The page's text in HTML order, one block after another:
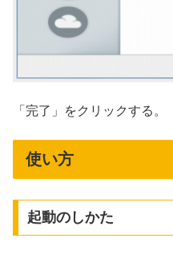
「完了」をクリックする。
使い方
起動のしかた